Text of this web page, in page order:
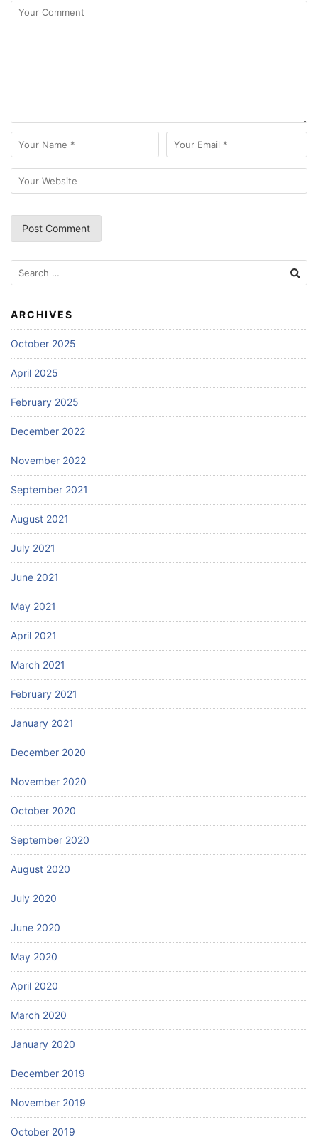
Search
for:
ARCHIVES
October 2025
April 2025
February 2025
December 2022
November 2022
September 2021
August 2021
July 2021
June 2021
May 2021
April 2021
March 2021
February 2021
January 2021
December 2020
November 2020
October 2020
September 2020
August 2020
July 2020
June 2020
May 2020
April 2020
March 2020
January 2020
December 2019
November 2019
October 2019